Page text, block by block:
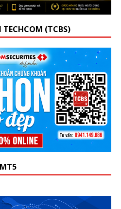
(TCBS)